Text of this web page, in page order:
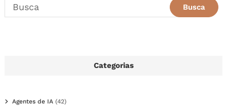
Categorias
Agentes de IA (42)